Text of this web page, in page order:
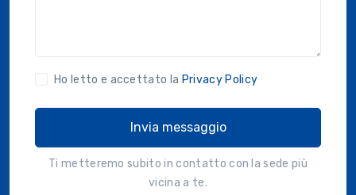
Ho letto e accettato la Privacy Policy
Invia messaggio
Ti metteremo subito in contatto con la sede più
vicina a te.